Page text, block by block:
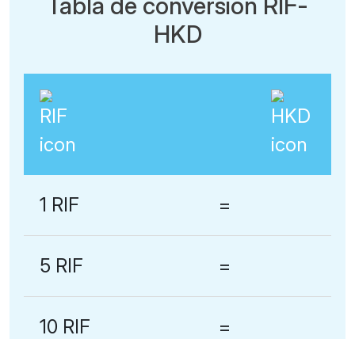
HKD
1 RIF =
5 RIF =
10 RIF =